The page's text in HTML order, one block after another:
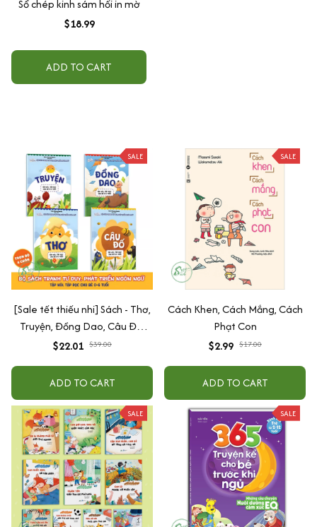
Sổ chép kinh sám hối in mờ
$18.99
ADD TO CART
SALE
[Sale tết thiếu nhi] Sách - Thơ,
Truyện, Đồng Dao, Câu Đố,
Tập Nói Tập Đọc Cho Bé 0-6
$22.01 $39.00
ADD TO CART
SALE
Cách Khen, Cách Mắng, Cách
Phạt Con
$2.99 $17.00
ADD TO CART
SALE SALE